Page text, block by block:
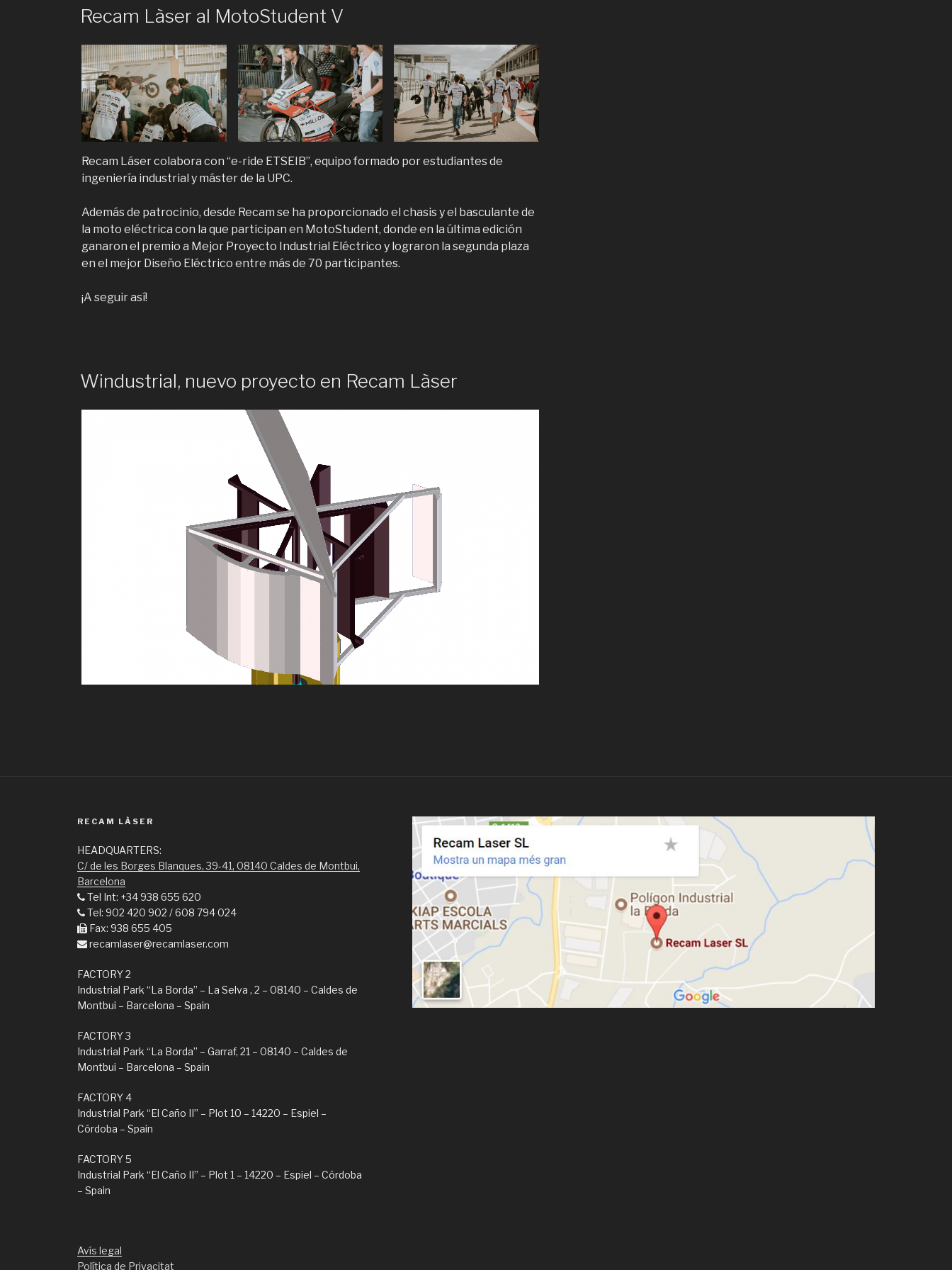
Recam Làser al MotoStudent V
Recam Láser colabora con “e-ride ETSEIB”, equipo formado por estudiantes de
ingeniería industrial y máster de la UPC.
Además de patrocinio, desde Recam se ha proporcionado el chasis y el basculante de
la moto eléctrica con la que participan en MotoStudent, donde en la última edición
ganaron el premio a Mejor Proyecto Industrial Eléctrico y lograron la segunda plaza
en el mejor Diseño Eléctrico entre más de 70 participantes.
¡A seguir así!
Windustrial, nuevo proyecto en Recam Làser
RECAM LÀSER
HEADQUARTERS:
C/ de les Borges Blanques, 39-41, 08140 Caldes de Montbui,
Barcelona
Tel Int: +34 938 655 620
Tel: 902 420 902 / 608 794 024
Fax: 938 655 405
recamlaser@recamlaser.com
FACTORY 2
Industrial Park “La Borda” – La Selva , 2 – 08140 – Caldes de
Montbui – Barcelona – Spain
FACTORY 3
Industrial Park “La Borda” – Garraf, 21 – 08140 – Caldes de
Montbui – Barcelona – Spain
FACTORY 4
Industrial Park “El Caño II” – Plot 10 – 14220 – Espiel –
Córdoba – Spain
FACTORY 5
Industrial Park “El Caño II” – Plot 1 – 14220 – Espiel – Córdoba
– Spain
Avís legal
Política de Privacitat